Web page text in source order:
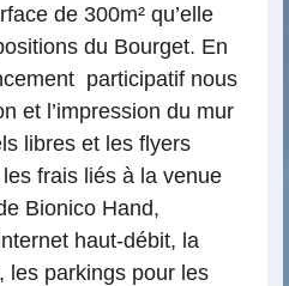
de 300m² qu’elle
du Bourget. En
participatif nous
et l’impression du mur
libres et les flyers
frais liés à la venue
Bionico Hand,
haut-débit, la
les parkings pour les